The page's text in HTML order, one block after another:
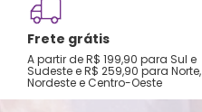
Frete grátis
A partir de R$ 199,90 para Sul e
Sudeste e R$ 259,90 para Norte,
Nordeste e Centro-Oeste